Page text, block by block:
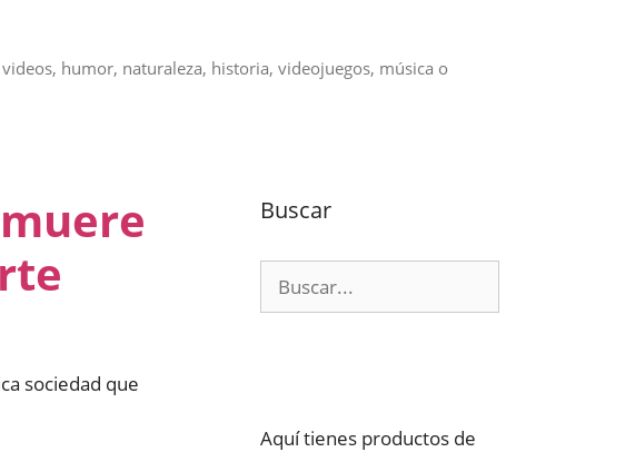
humor, naturaleza, historia, videojuegos, música o
sociedad que
Buscar
Aquí tienes productos de